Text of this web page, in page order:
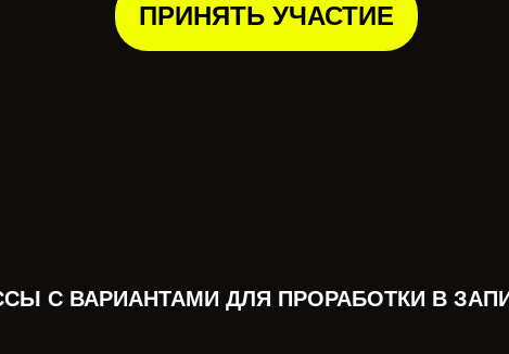
ПРИНЯТЬ УЧАСТИЕ
С ВАРИАНТАМИ ДЛЯ ПРОРАБОТКИ В